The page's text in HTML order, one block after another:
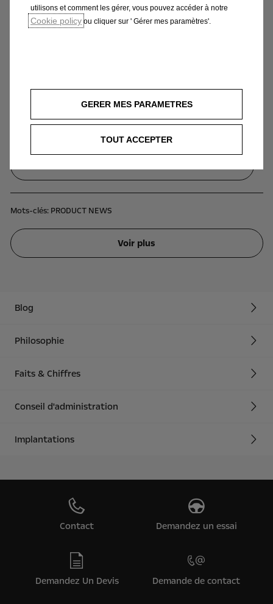
acceptation del’offre. Autos GM, partenaire du bailleur, n’est pas
décisionnaire quant à l’octroi du crédit. Il travaille à titre non exclusif
Découvrir le Nouveau Mokka
Mots-clés: PRODUCT NEWS
Voir plus
Blog
Philosophie
Faits & Chiffres
Conseil d'administration
Implantations
Contact Demandez un essai
Demandez Un Devis Demande de contact
utilisons et comment les gérer, vous pouvez accéder à notre
Cookie policy ou cliquer sur ' Gérer mes paramètres'.
GERER MES PARAMETRES
TOUT ACCEPTER